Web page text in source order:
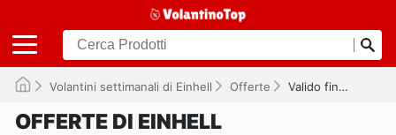
Volantini settimanali di Einhell Offerte Valido fino al 31/05/2026
OFFERTE DI EINHELL